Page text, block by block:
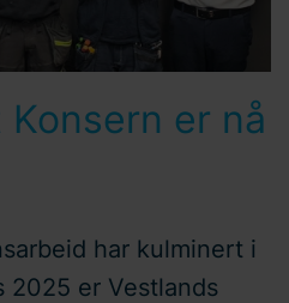
er nå
har kulminert i
2025 er Vestlands